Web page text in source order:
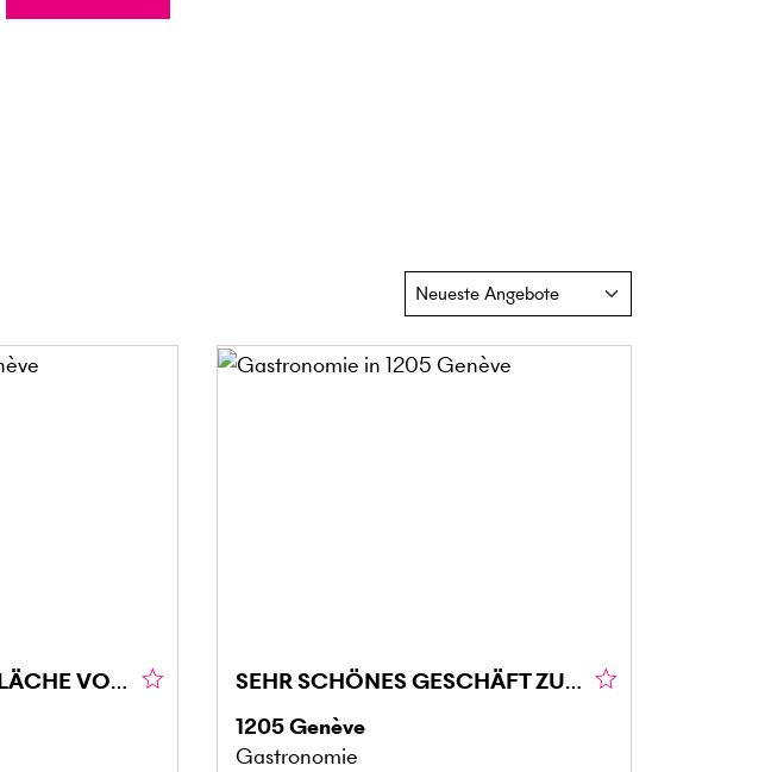
WUNDERSCHÖNE FLÄCHE VON CA. 160 M² IN GENF (1205)
SEHR SCHÖNES GESCHÄFT ZU ÜBERNEHMEN
1205Genève
Gastronomie